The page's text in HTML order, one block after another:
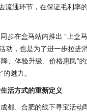
流通环节，在保证毛利率
步在盒马站内推出 “上盒
动，也是为了进一步拉进
、体验升级、价格惠民”
魅力。
活方式的重新定义
都、合肥的线下寻宝活动